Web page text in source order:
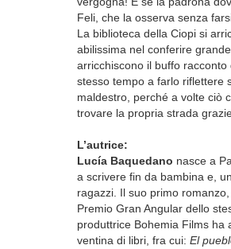
Feli, che la osserva senza
La biblioteca della Ciopi si
abilissima nel conferire
arricchiscono il buffo
stesso tempo a farlo riflettere
maldestro, perché a volte ciò
trovare la propria strada
L’autrice:
Lucía Baquedano nasce a
a scrivere fin da bambina e,
ragazzi. Il suo primo romanzo,
Premio Gran Angular dello
produttrice Bohemia Films ha
ventina di libri, fra cui: El